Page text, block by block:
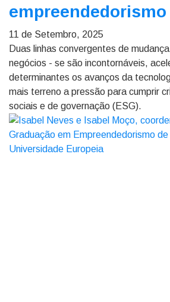
empreendedorismo
11 de Setembro, 2025
Duas linhas convergentes de
negócios - se são incontornáveis,
determinantes os avanços da
mais terreno a pressão para cumprir
sociais e de governação (ESG).